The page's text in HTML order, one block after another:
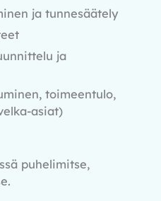
ja tunnesäätely
ja
toimeentulo,
asiat)
puhelimitse,